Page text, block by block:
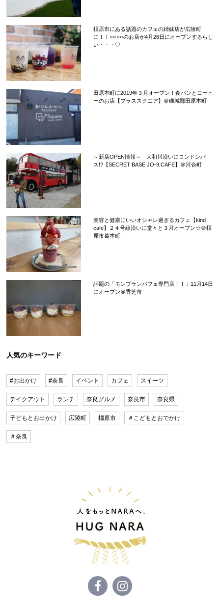
橿原市にある話題のカフェの姉妹店が広陵町
に！！○○○○のお店が4月26日にオープンするらし
い・・・♡
田原本町に2019年３月オープン！食パンとコーヒ
ーのお店【プラススクエア】＠磯城郡田原本町
～新店OPEN情報～ 大和川沿いにロンドンバ
ス!?【SECRET BASE JO-9,CAFE】＠河合町
美容と健康にいいオシャレ過ぎるカフェ【kind
cafe】２４号線沿いに堂々と３月オープン☆＠橿
原市葛本町
話題の「モンブランパフェ専門店！！」11月14日
にオープン＠香芝市
人気のキーワード
#お出かけ #奈良 イベント カフェ スイーツ
テイクアウト ランチ 奈良グルメ 奈良市 奈良県
子どもとお出かけ 広陵町 橿原市 ＃こどもとおでかけ
＃奈良